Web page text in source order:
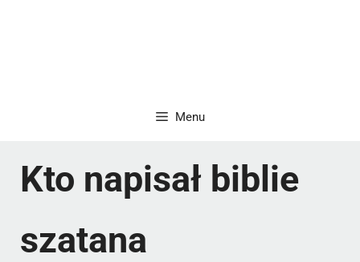
Menu
Kto napisał biblie
szatana